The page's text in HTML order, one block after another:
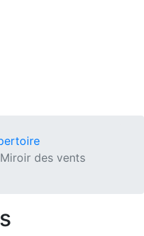
Miroir des vents